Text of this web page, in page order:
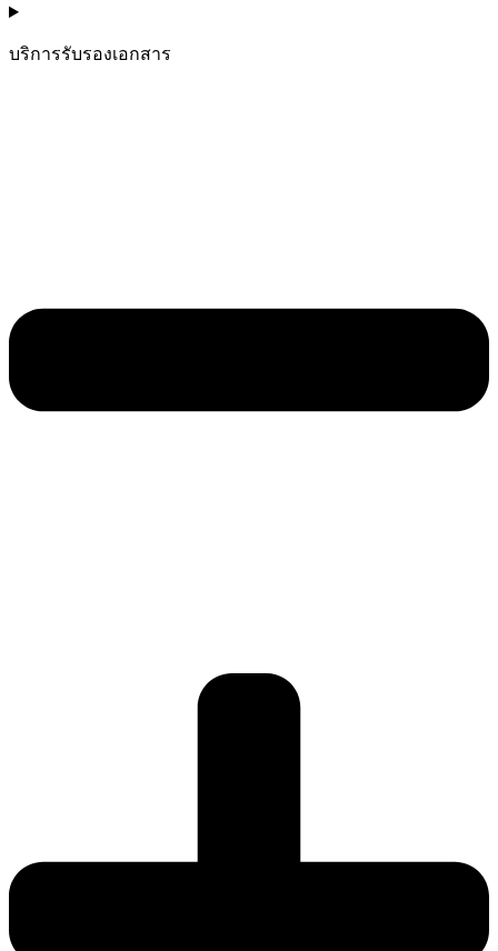
บริการรับรองเอกสาร